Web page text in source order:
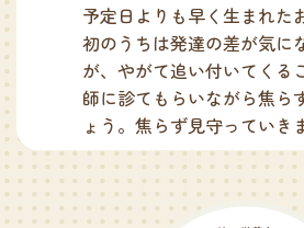
予定日よりも早く生まれた
初のうちは発達の差が気に
が、やがて追い付いてくる
師に診てもらいながら焦ら
ょう。焦らず見守っていき